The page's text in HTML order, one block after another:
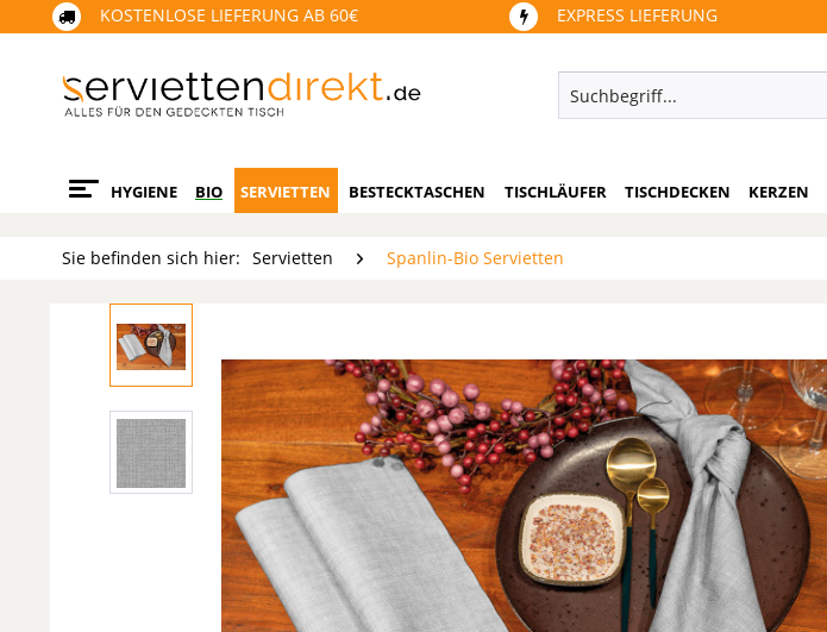
KOSTENLOSE LIEFERUNG AB 60€ EXPRESS LIEFERUNG
HYGIENE BIO SERVIETTEN BESTECKTASCHEN TISCHLÄUFER TISCHDECKEN KERZEN
Sie befinden sich hier: Servietten Spanlin-Bio Servietten